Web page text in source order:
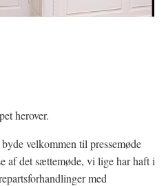
herover.
velkommen til pressemøde
af det sættemøde, vi lige har haft i
med